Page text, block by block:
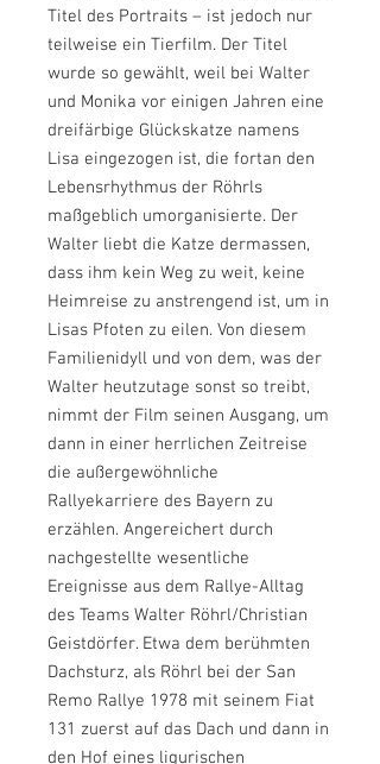
Titel des Portraits – ist jedoch nur
teilweise ein Tierfilm. Der Titel
wurde so gewählt, weil bei Walter
und Monika vor einigen Jahren eine
dreifärbige Glückskatze namens
Lisa eingezogen ist, die fortan den
Lebensrhythmus der Röhrls
maßgeblich umorganisierte. Der
Walter liebt die Katze dermassen,
dass ihm kein Weg zu weit, keine
Heimreise zu anstrengend ist, um in
Lisas Pfoten zu eilen. Von diesem
Familienidyll und von dem, was der
Walter heutzutage sonst so treibt,
nimmt der Film seinen Ausgang, um
dann in einer herrlichen Zeitreise
die außergewöhnliche
Rallyekarriere des Bayern zu
erzählen. Angereichert durch
nachgestellte wesentliche
Ereignisse aus dem Rallye-Alltag
des Teams Walter Röhrl/Christian
Geistdörfer. Etwa dem berühmten
Dachsturz, als Röhrl bei der San
Remo Rallye 1978 mit seinem Fiat
131 zuerst auf das Dach und dann in
den Hof eines ligurischen